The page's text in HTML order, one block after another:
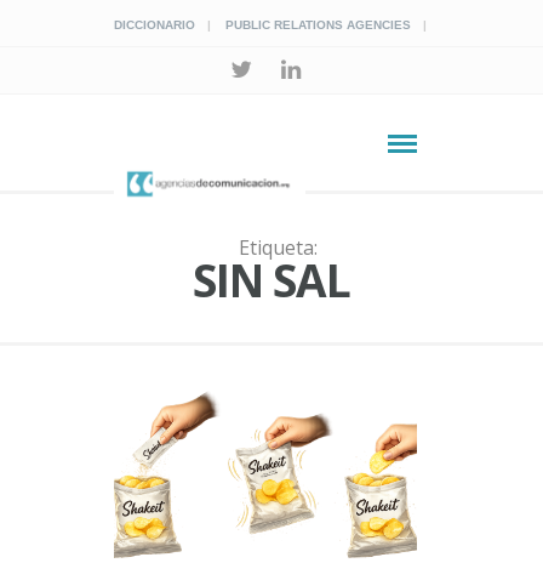
DICCIONARIO PUBLIC RELATIONS AGENCIES
Etiqueta:
SIN SAL